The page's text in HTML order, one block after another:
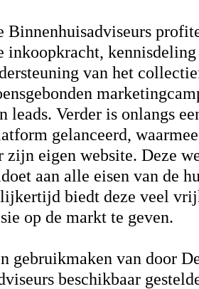
Binnenhuisadviseurs
inkoopkracht, kennisdeling
van het
leads. Verder is onlangs
gelanceerd,
zijn eigen website. Deze
aan alle eisen van de
biedt deze veel
op de markt te geven.
gebruikmaken van door
beschikbaar